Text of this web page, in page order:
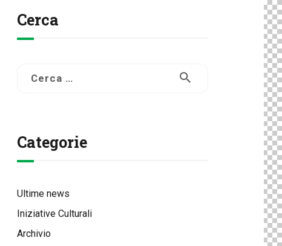
Cerca
Categorie
Ultime news
Iniziative Culturali
Archivio